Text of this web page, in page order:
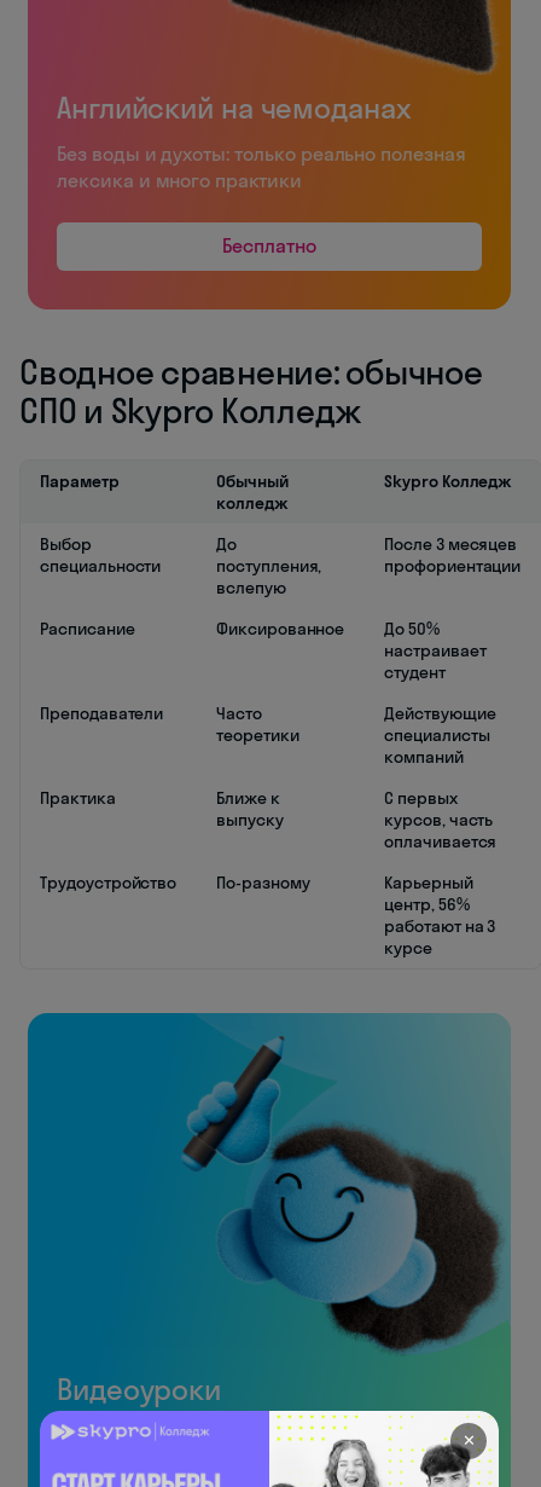
Английский на чемоданах
Без воды и духоты: только реально полезная
лексика и много практики
Бесплатно
Сводное сравнение: обычное
СПО и Skypro Колледж
Параметр
Обычный
колледж
Skypro Колледж
Выбор
специальности
До
поступления,
вслепую
После 3 месяцев
профориентации
Расписание Фиксированное
До 50%
настраивает
студент
Преподаватели
Часто
теоретики
Действующие
специалисты
компаний
Практика
Ближе к
выпуску
С первых
курсов, часть
оплачивается
Трудоустройство
По-разному
Карьерный
центр, 56%
работают на 3
курсе
Видеоуроки
по произношению
✕